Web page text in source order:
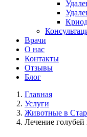
Врачи
О нас
Контакты
Отзывы
Блог
Главная
Услуги
Животные в
Лечение